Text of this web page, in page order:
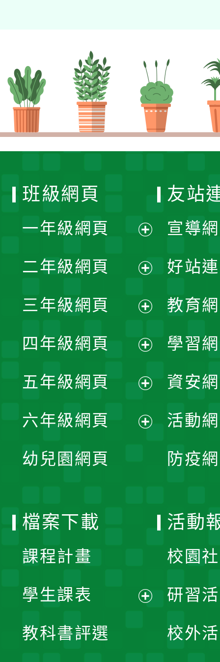
班級網頁
一年級網頁
開
選
單
二年級網頁
開
選
單
三年級網頁
開
選
單
四年級網頁
開
選
五年級網頁
開
六年級網頁
幼兒園網頁
友站
宣導
好站
教育
學習
資安
活動
防疫
檔案下載
課程計畫
學生課表
教科書評選
活動
校園
研習
校外